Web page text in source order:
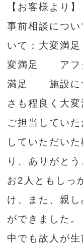
【お客様より】
事前相談につ
いて：大変満
変満足 アフタ
満足 施設につ
さも程良く大
ご担当してい
していただい
り、ありがとう
お2人ともしっ
け、また、親
ができました。
中でも故人が